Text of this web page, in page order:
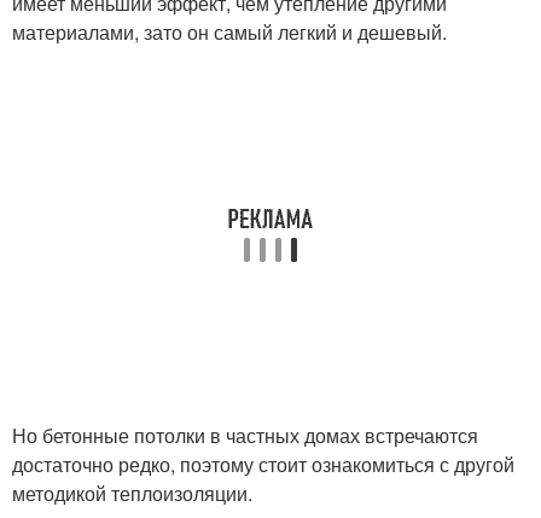
материалами, зато он самый легкий и дешевый.
Но бетонные потолки в частных домах встречаются
достаточно редко, поэтому стоит ознакомиться с другой
методикой теплоизоляции.